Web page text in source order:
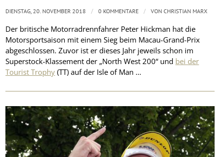
Der britische Motorradrennfahrer Peter Hickman hat die
Motorsportsaison mit einem Sieg beim Macau-Grand-Prix
abgeschlossen. Zuvor ist er dieses Jahr jeweils schon im
Superstock-Klassement der „North West 200“ und bei der
Tourist Trophy (TT) auf der Isle of Man …
DIENSTAG, 20. NOVEMBER 2018 / 0 KOMMENTARE / VONCHRISTIAN MARX